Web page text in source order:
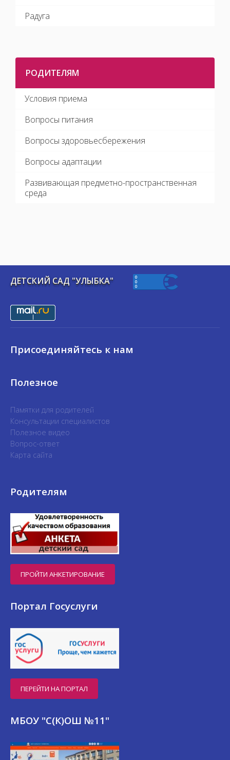
Радуга
РОДИТЕЛЯМ
Условия приема
Вопросы питания
Вопросы здоровьесбережения
Вопросы адаптации
Развивающая предметно-пространственная
среда
ДЕТСКИЙ САД "УЛЫБКА"
Присоединяйтесь к нам
Полезное
Памятки для родителей
Консультации специалистов
Полезное видео
Вопрос-ответ
Карта сайта
Родителям
ПРОЙТИ АНКЕТИРОВАНИЕ
Портал Госуслуги
ПЕРЕЙТИ НА ПОРТАЛ
МБОУ "С(К)ОШ №11"